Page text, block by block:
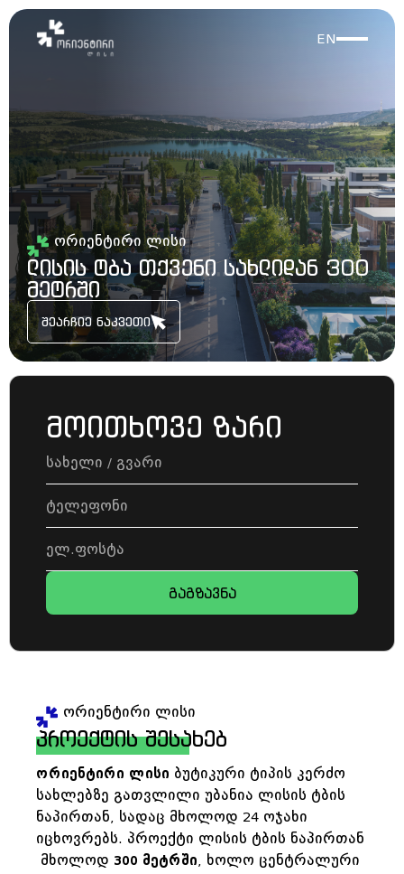
EN
ორიენტირი ლისი
ლისის ტბა თქვენი სახლიდან 300
მეტრში
შეარჩიე ნაკვეთი
მოითხოვე ზარი
გაგზავნა
ორიენტირი ლისი
პროექტის შესახებ
ორიენტირი ლისი ბუტიკური ტიპის კერძო
სახლებზე გათვლილი უბანია ლისის ტბის
ნაპირთან, სადაც მხოლოდ 24 ოჯახი
იცხოვრებს. პროექტი ლისის ტბის ნაპირთან
მხოლოდ 300 მეტრში , ხოლო ცენტრალური